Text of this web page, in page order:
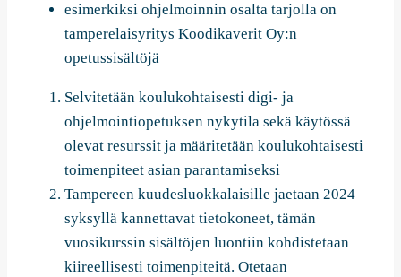
esimerkiksi ohjelmoinnin osalta tarjolla on
tamperelaisyritys Koodikaverit Oy:n
opetussisältöjä
Selvitetään koulukohtaisesti digi- ja
ohjelmointiopetuksen nykytila sekä käytössä
olevat resurssit ja määritetään koulukohtaisesti
toimenpiteet asian parantamiseksi
Tampereen kuudesluokkalaisille jaetaan 2024
syksyllä kannettavat tietokoneet, tämän
vuosikurssin sisältöjen luontiin kohdistetaan
kiireellisesti toimenpiteitä. Otetaan